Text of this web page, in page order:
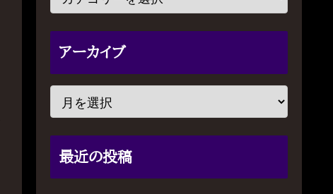
アーカイブ
最近の投稿